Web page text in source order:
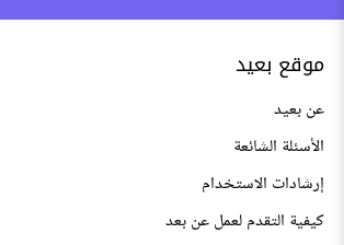
موقع بعيد
عن بعيد
الأسئلة الشائعة
إرشادات الاستخدام
كيفية التقدم لعمل عن بعد